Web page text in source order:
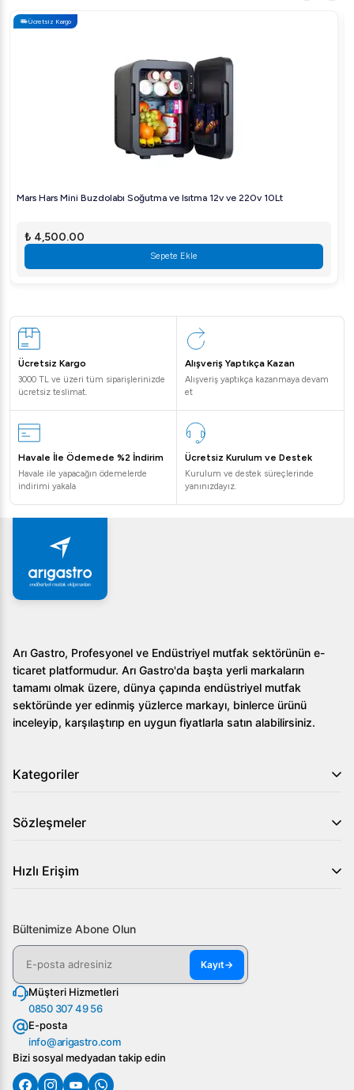
Ücretsiz Kargo
Mars Hars Mini Buzdolabı Soğutma ve Isıtma 12v ve 220v 10Lt
₺ 4,500.00
Sepete Ekle
Ücretsiz Kargo
3000 TL ve üzeri tüm siparişlerinizde
ücretsiz teslimat.
Alışveriş Yaptıkça Kazan
Alışveriş yaptıkça kazanmaya devam
et
Havale İle Ödemede %2 İndirim
Havale ile yapacağın ödemelerde
indirimi yakala
Ücretsiz Kurulum ve Destek
Kurulum ve destek süreçlerinde
yanınızdayız.
Arı Gastro, Profesyonel ve Endüstriyel mutfak sektörünün e-
ticaret platformudur. Arı Gastro'da başta yerli markaların
tamamı olmak üzere, dünya çapında endüstriyel mutfak
sektöründe yer edinmiş yüzlerce markayı, binlerce ürünü
inceleyip, karşılaştırıp en uygun fiyatlarla satın alabilirsiniz.
Kategoriler
Sözleşmeler
Hızlı Erişim
Bültenimize Abone Olun
Kayıt→
Müşteri Hizmetleri
0850 307 49 56
E-posta
info@arigastro.com
Bizi sosyal medyadan takip edin